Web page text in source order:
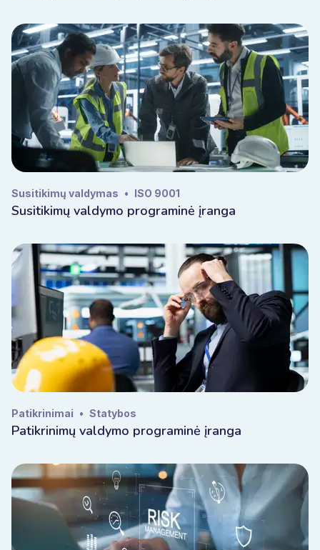
Susitikimų valdymas • ISO 9001
Susitikimų valdymo programinė įranga
Patikrinimai • Statybos
Patikrinimų valdymo programinė įranga